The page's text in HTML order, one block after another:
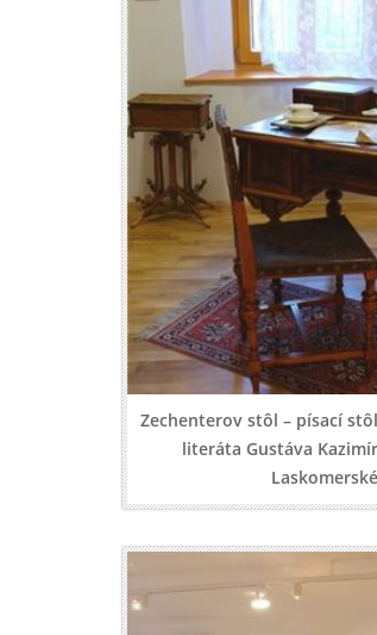
Zechenterov stôl – písací
literáta Gustáva